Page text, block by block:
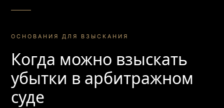
ОСНОВАНИЯ ДЛЯ ВЗЫСКАНИЯ
Когда можно взыскать
убытки в арбитражном
суде